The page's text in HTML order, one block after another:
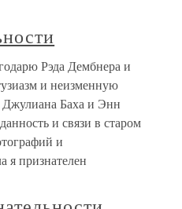
Рэда Дембнера и
и неизменную
Джулиана Баха и Энн
и связи в старом
и
я признателен